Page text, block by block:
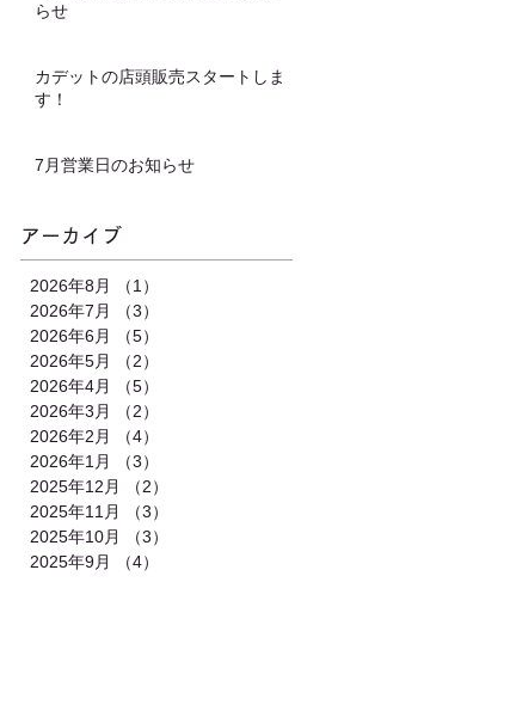
らせ
カデットの店頭販売スタートしま
す！
7月営業日のお知らせ
アーカイブ
2026年8月 （1）
2026年7月
（3）
2026年6月
（5）
2026年5月
（2）
2026年4月
（5）
2026年3月
（2）
2026年2月
（4）
2026年1月
（3）
2025年12月
（2）
2025年11月
（3）
2025年10月
（3）
2025年9月
（4）